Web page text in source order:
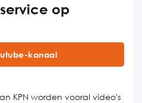
op
kanaal
KPN worden vooral video's